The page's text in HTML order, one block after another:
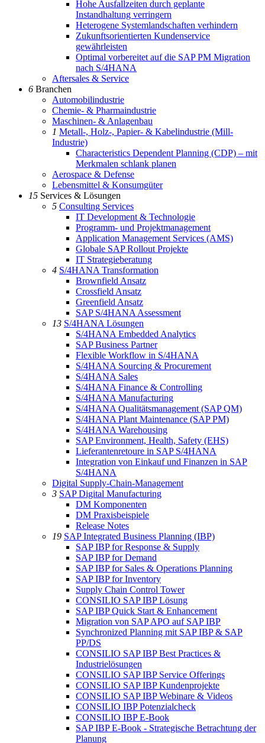
Hohe Ausfallzeiten durch geplante
Instandhaltung verringern
Heterogene Systemlandschaften verhindern
Zukunftsorientierten Kundenservice
gewährleisten
Optimal vorbereitet auf die SAP PM Migration
nach S/4HANA
Aftersales & Service
6 Branchen
Automobilindustrie
Chemie- & Pharmaindustrie
Maschinen- & Anlagenbau
1 Metall-, Holz-, Papier- & Kabelindustrie (Mill-
Industrie)
Characteristics Dependent Planning (CDP) – mit
Merkmalen schlank planen
Aerospace & Defense
Lebensmittel & Konsumgüter
15 Services & Lösungen
5 Consulting Services
IT Development & Technologie
Programm- und Projektmanagement
Application Management Services (AMS)
Globale SAP Rollout Projekte
IT Strategieberatung
4 S/4HANA Transformation
Brownfield Ansatz
Crossfield Ansatz
Greenfield Ansatz
SAP S/4HANA Assessment
13 S/4HANA Lösungen
S/4HANA Embedded Analytics
SAP Business Partner
Flexible Workflow in S/4HANA
S/4HANA Sourcing & Procurement
S/4HANA Sales
S/4HANA Finance & Controlling
S/4HANA Manufacturing
S/4HANA Qualitätsmanagement (SAP QM)
S/4HANA Plant Maintenance (SAP PM)
S/4HANA Warehousing
SAP Environment, Health, Safety (EHS)
Lieferantenretoure in SAP S/4HANA
Integration von Einkauf und Finanzen in SAP
S/4HANA
Digital Supply-Chain-Management
3 SAP Digital Manufacturing
DM Komponenten
DM Praxisbeispiele
Release Notes
19 SAP Integrated Business Planning (IBP)
SAP IBP for Response & Supply
SAP IBP for Demand
SAP IBP for Sales & Operations Planning
SAP IBP for Inventory
Supply Chain Control Tower
CONSILIO SAP IBP Lösung
SAP IBP Quick Start & Enhancement
Migration von SAP APO auf SAP IBP
Synchronized Planning mit SAP IBP & SAP
PP/DS
CONSILIO SAP IBP Best Practices &
Industrielösungen
CONSILIO SAP IBP Service Offerings
CONSILIO SAP IBP Kundenprojekte
CONSILIO SAP IBP Webinare & Videos
CONSILIO IBP Potenzialcheck
CONSILIO IBP E-Book
SAP IBP E-Book - Strategische Betrachtung der
Planung